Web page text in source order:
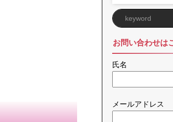
お問い合わせは
氏名
メールアドレス